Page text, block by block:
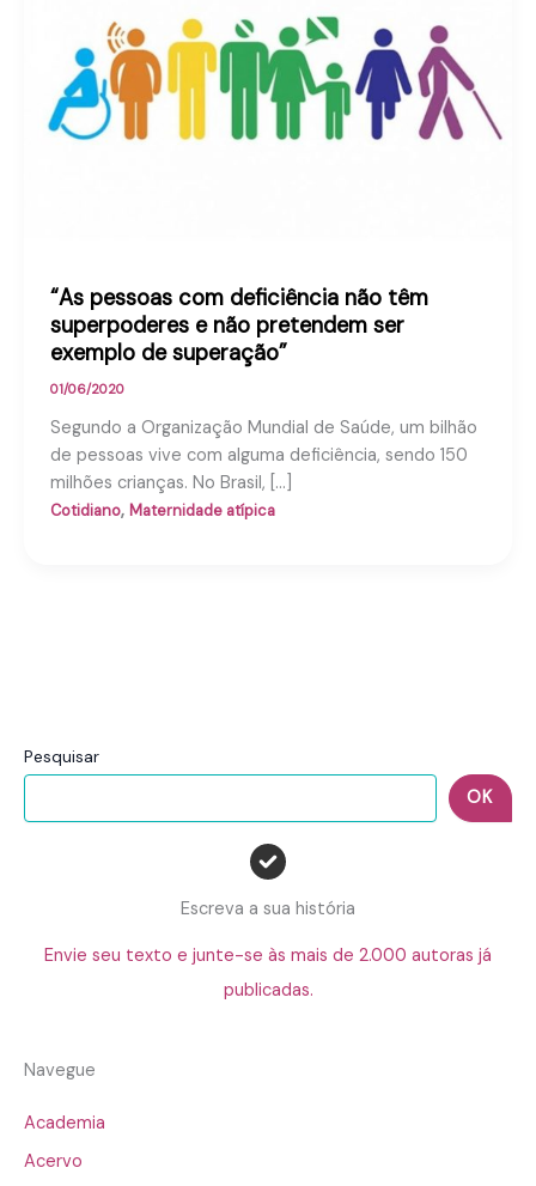
Pesquisar
OK
Escreva a sua história
Envie seu texto e junte-se às mais de 2.000 autoras já
publicadas.
Navegue
Academia
Acervo
“As pessoas com deficiência não têm
superpoderes e não pretendem ser
exemplo de superação”
01/06/2020
Segundo a Organização Mundial de Saúde, um bilhão
de pessoas vive com alguma deficiência, sendo 150
milhões crianças. No Brasil, […]
Cotidiano, Maternidade atípica